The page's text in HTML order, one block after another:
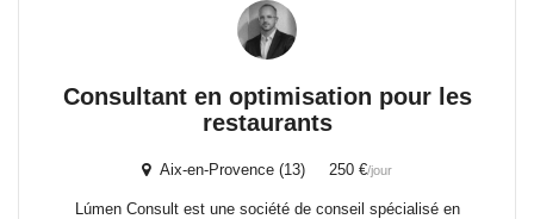
Consultant en optimisation pour les
restaurants
Aix-en-Provence (13) 250 €/jour
Lúmen Consult est une société de conseil spécialisé en